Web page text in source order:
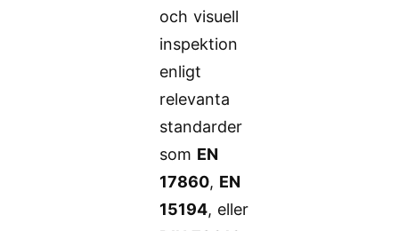
och visuell
inspektion
enligt
relevanta
standarder
som EN
17860, EN
15194, eller